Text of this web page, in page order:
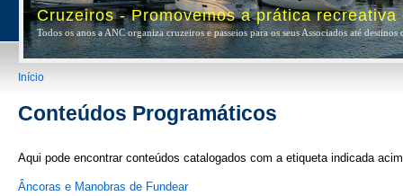
Cruzeiros - Promovemos a prática
Todos os anos a ANC organiza cruzeiros e passeios para os seus Associados até
You are here
Início
Conteúdos Programáticos
Aqui pode encontrar conteúdos catalogados com a etiqueta indicada
Âncoras e Manobras de Fundear